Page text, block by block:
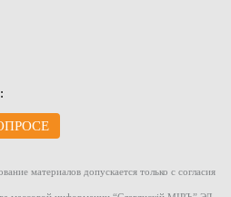
материалов допускается только с согласия